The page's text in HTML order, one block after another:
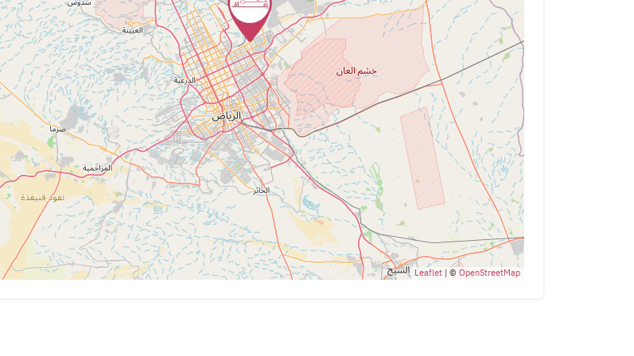
Leaflet | © OpenStreetMap